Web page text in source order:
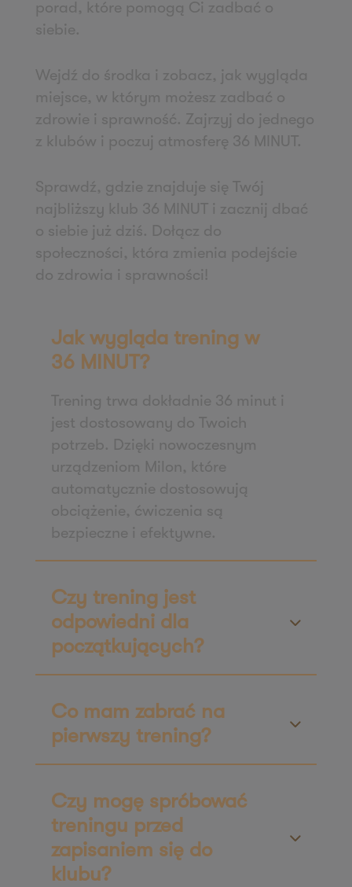
Zapisz mnie
36 MINUT Wałbrzych
ul. Długa 5
58-309 Wałbrzych
Zapisz mnie
36 MINUT Wejherowo
84-200 Wejherowo
Zapisz mnie
36 MINUT WestPoint
ul. Wichrowa 1a
60-114 Poznań
ul. Naramowicka 47
61-622 Poznań
Zapisz mnie
36 MINUT Włoszakowice
ul. Powstańców Wielkopolskich 1A
64-140 Włoszakowice
Zapisz mnie
36 MINUT Września
ul. Daszyńskiego 2b/49
62-300 Września
36 MINUT Wyżyny
ul. Magnuszewska 3 lok. 5
85-861 Bydgoszcz
Zapisz mnie
36 MINUT Zaodrze
ul. Niemodlińska 21
36 MINUT Zielona Góra
ul. Rzeźniczaka 3A
65-119 Zielona Góra
porad, które pomogą Ci zadbać o
siebie.
Wejdź do środka i zobacz, jak wygląda
miejsce, w którym możesz zadbać o
zdrowie i sprawność. Zajrzyj do jednego
z klubów i poczuj atmosferę 36 MINUT.
Sprawdź, gdzie znajduje się Twój
najbliższy klub 36 MINUT i zacznij dbać
o siebie już dziś. Dołącz do
społeczności, która zmienia podejście
do zdrowia i sprawności!
Jak wygląda trening w
36 MINUT?
Trening trwa dokładnie 36 minut i
jest dostosowany do Twoich
potrzeb. Dzięki nowoczesnym
urządzeniom Milon, które
automatycznie dostosowują
obciążenie, ćwiczenia są
bezpieczne i efektywne.
Czy trening jest
odpowiedni dla
początkujących?
Co mam zabrać na
pierwszy trening?
Czy mogę spróbować
treningu przed
zapisaniem się do
klubu?